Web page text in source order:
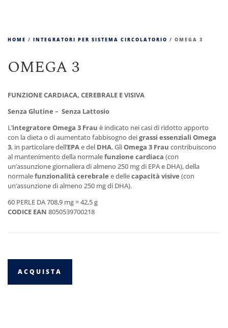
HOME / INTEGRATORI PER SISTEMA CIRCOLATORIO / OMEGA 3
OMEGA 3
FUNZIONE CARDIACA, CEREBRALE E VISIVA
Senza Glutine – Senza Lattosio
L’integratore Omega 3 Frau è indicato nei casi di ridotto apporto
con la dieta o di aumentato fabbisogno deigrassi essenziali Omega
3, in particolare dell’EPAe del DHA. GliOmega 3 Frau contribuiscono
al mantenimento della normalefunzione cardiaca (con
un’assunzione giornaliera di almeno 250 mg di EPA e DHA), della
normalefunzionalità cerebrale e dellecapacità visive (con
un’assunzione di almeno 250 mg di DHA).
60 PERLE DA 708,9 mg = 42,5 g
CODICE EAN 8050539700218
ACQUISTA